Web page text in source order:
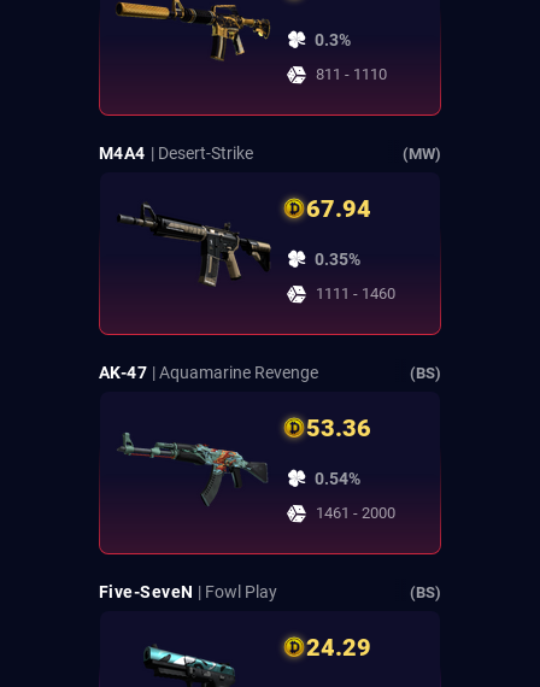
0.3%
811 - 1110
M4A4 | Desert-Strike (MW)
67.94
0.35%
1111 - 1460
AK-47 | Aquamarine Revenge (BS)
53.36
0.54%
1461 - 2000
Five-SeveN | Fowl Play (BS)
24.29